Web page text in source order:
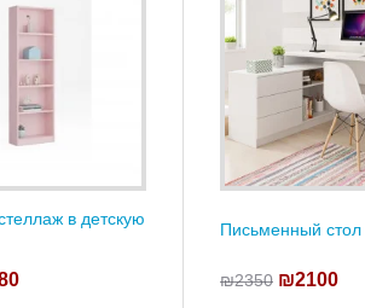
в детскую
Письменный стол
₪2350 ₪2100